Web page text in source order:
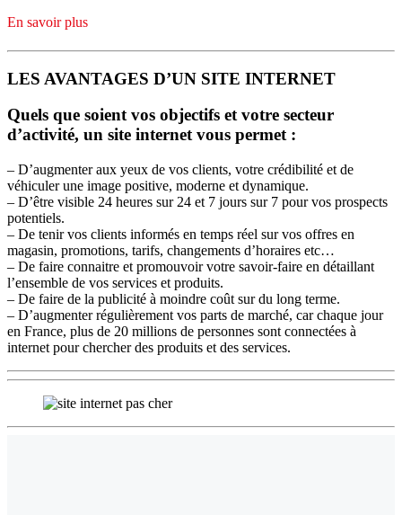
En savoir plus
LES AVANTAGES D’UN SITE INTERNET
Quels que soient vos objectifs et votre secteur
d’activité, un site internet vous permet :
– D’augmenter aux yeux de vos clients, votre crédibilité et de
véhiculer une image positive, moderne et dynamique.
– D’être visible 24 heures sur 24 et 7 jours sur 7 pour vos prospects
potentiels.
– De tenir vos clients informés en temps réel sur vos offres en
magasin, promotions, tarifs, changements d’horaires etc…
– De faire connaitre et promouvoir votre savoir-faire en détaillant
l’ensemble de vos services et produits.
– De faire de la publicité à moindre coût sur du long terme.
– D’augmenter régulièrement vos parts de marché, car chaque jour
en France, plus de 20 millions de personnes sont connectées à
internet pour chercher des produits et des services.